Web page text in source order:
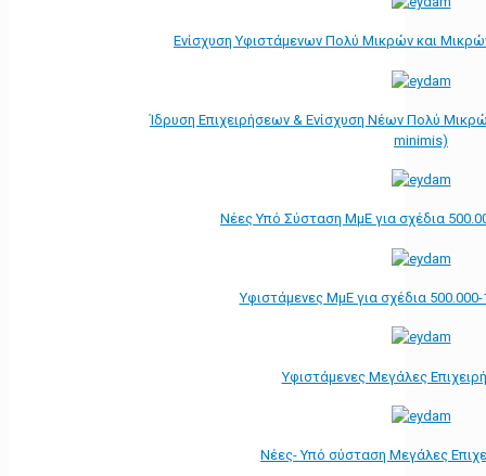
Ενίσχυση Υφιστάμενων Πολύ Μικρών και
Ίδρυση Επιχειρήσεων & Ενίσχυση Νέων Πολύ
minimis)
Νέες Υπό Σύσταση ΜμΕ για σχέδια
Υφιστάμενες ΜμΕ για σχέδια
Υφιστάμενες Μεγάλες
Νέες- Υπό σύσταση Μεγάλες